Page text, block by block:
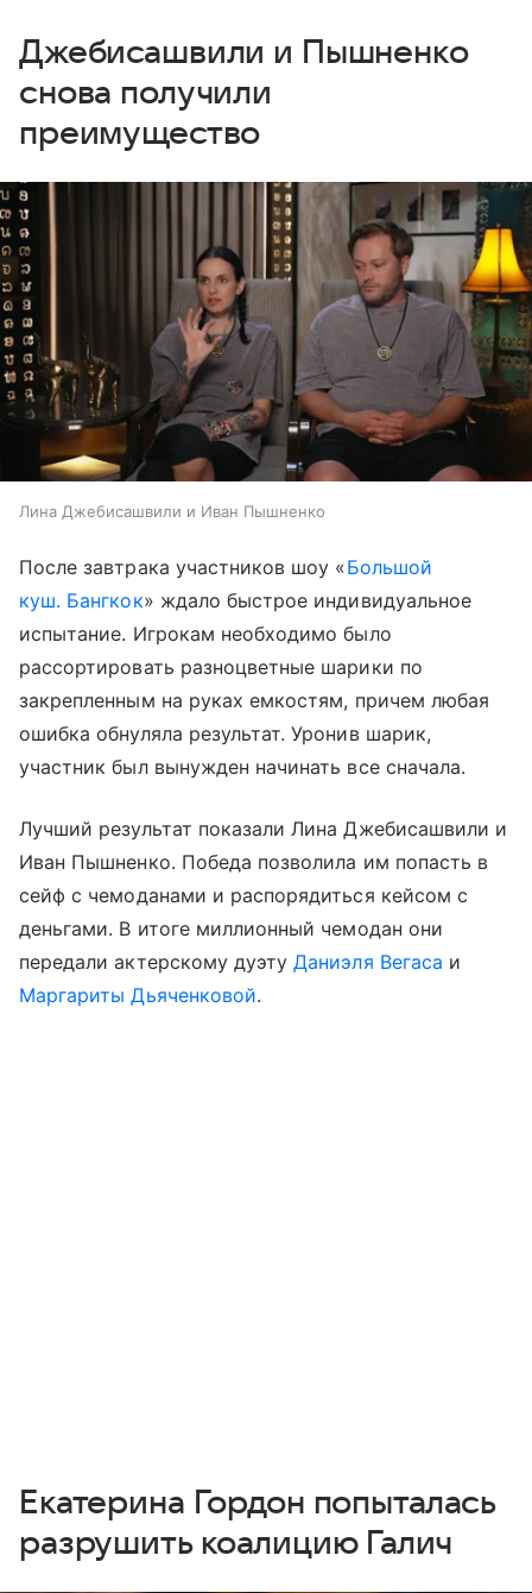
Джебисашвили и Пышненко
снова получили
преимущество
Лина Джебисашвили и Иван Пышненко
После завтрака участников шоу «Большой
куш. Бангкок» ждало быстрое индивидуальное
испытание. Игрокам необходимо было
рассортировать разноцветные шарики по
закрепленным на руках емкостям, причем любая
ошибка обнуляла результат. Уронив шарик,
участник был вынужден начинать все сначала.
Лучший результат показали Лина Джебисашвили и
Иван Пышненко. Победа позволила им попасть в
сейф с чемоданами и распорядиться кейсом с
деньгами. В итоге миллионный чемодан они
передали актерскому дуэтуДаниэля Вегаса и
Маргариты Дьяченковой.
Екатерина Гордон попыталась
разрушить коалицию Галич